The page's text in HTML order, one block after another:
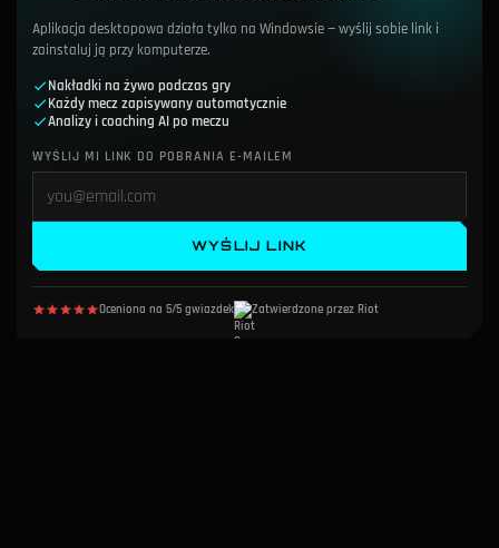
Aplikacja desktopowa działa tylko na Windowsie — wyślij sobie link i
zainstaluj ją przy komputerze.
Nakładki na żywo podczas gry
Każdy mecz zapisywany automatycznie
Analizy i coaching AI po meczu
WYŚLIJ MI LINK DO POBRANIA E-MAILEM
WYŚLIJ LINK
Oceniona na 5/5 gwiazdek Zatwierdzone przez Riot